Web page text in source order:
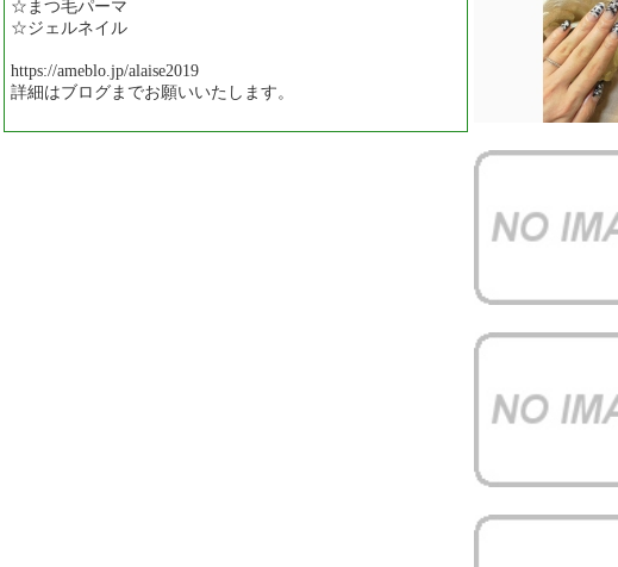
☆まつ毛パーマ
☆ジェルネイル
https://ameblo.jp/alaise2019
詳細はブログまでお願いいたします。